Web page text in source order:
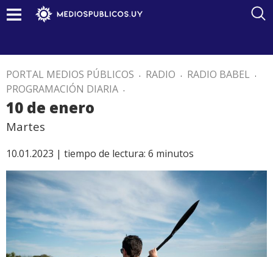
PORTAL MEDIOS PÚBLICOS . RADIO . RADIO BABEL .
PROGRAMACIÓN DIARIA .
10 de enero
Martes
10.01.2023 | tiempo de lectura: 6 minutos